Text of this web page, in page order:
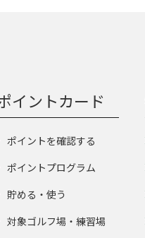
イントカード
ポイントを確認する
ポイントプログラム
貯める・使う
対象ゴルフ場・練習場